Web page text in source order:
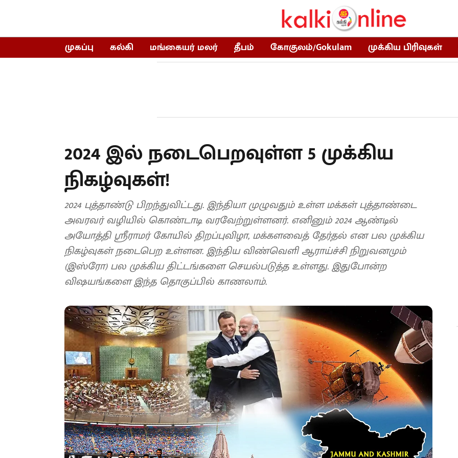
முகப்பு கல்கி மங்கையர் மலர் தீபம் கோகுலம்/Gokulam முக்கிய பிரிவுகள்
2024 இல் நடைபெறவுள்ள 5 முக்கிய
நிகழ்வுகள்!
2024 புத்தாண்டு பிறந்துவிட்டது. இந்தியா முழுவதும் உள்ள மக்கள் புத்தாண்டை
அவரவர் வழியில் கொண்டாடி வரவேற்றுள்ளனர். எனினும் 2024 ஆண்டில்
அயோத்தி ஸ்ரீராமர் கோயில் திறப்புவிழா, மக்களவைத் தேர்தல் என பல முக்கிய
நிகழ்வுகள் நடைபெற உள்ளன. இந்திய விண்வெளி ஆராய்ச்சி நிறுவனமும்
(இஸ்ரோ) பல முக்கிய திட்டங்களை செயல்படுத்த உள்ளது. இதுபோன்ற
விஷயங்களை இந்த தொகுப்பில் காணலாம்.